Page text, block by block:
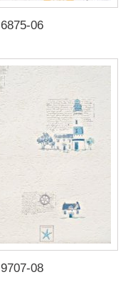
6875-06
9707-08